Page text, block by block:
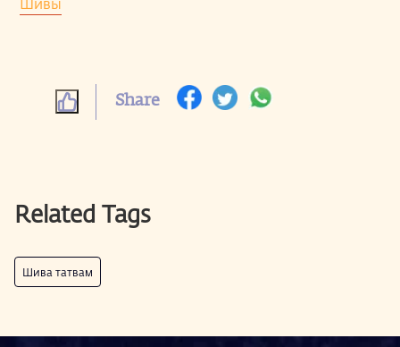
Share
Related Tags
Шива татвам